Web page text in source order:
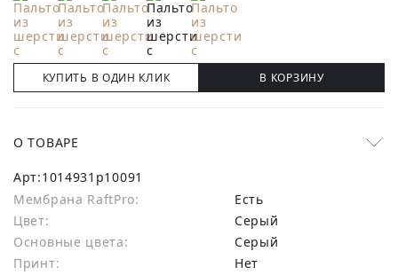
КУПИТЬ В ОДИН КЛИК В КОРЗИНУ
О ТОВАРЕ
Арт:1014931p10091
Мембрана RaftPro:
есть
Цвет:
Серый
Основные цвета:
серый
Принт:
Нет